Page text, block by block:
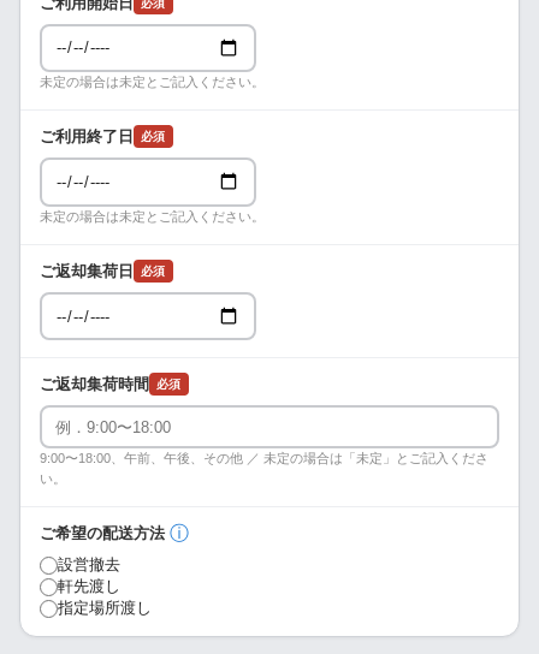
未定の場合は未定とご記入ください。
ご利用終了日 必須
未定の場合は未定とご記入ください。
ご返却集荷日 必須
ご返却集荷時間 必須
9:00〜18:00、午前、午後、その他 ／ 未定の場合は「未定」とご記入くださ
い。
ご希望の配送方法 ⓘ
設営撤去
軒先渡し
指定場所渡し